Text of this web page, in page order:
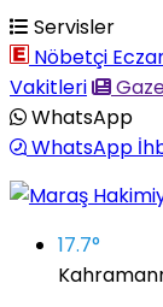
Servisler
Nöbetçi
Vakitleri
WhatsApp
WhatsApp
17.7°